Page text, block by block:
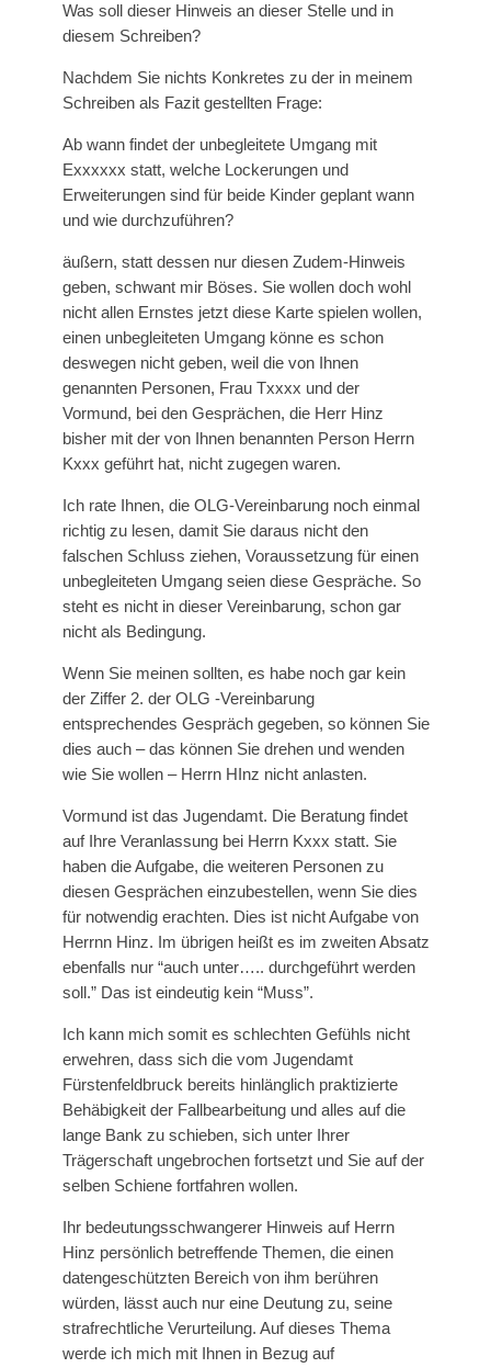
Was soll dieser Hinweis an dieser Stelle und in
diesem Schreiben?
Nachdem Sie nichts Konkretes zu der in meinem
Schreiben als Fazit gestellten Frage:
Ab wann findet der unbegleitete Umgang mit
Exxxxxx statt, welche Lockerungen und
Erweiterungen sind für beide Kinder geplant wann
und wie durchzuführen?
äußern, statt dessen nur diesen Zudem-Hinweis
geben, schwant mir Böses. Sie wollen doch wohl
nicht allen Ernstes jetzt diese Karte spielen wollen,
einen unbegleiteten Umgang könne es schon
deswegen nicht geben, weil die von Ihnen
genannten Personen, Frau Txxxx und der
Vormund, bei den Gesprächen, die Herr Hinz
bisher mit der von Ihnen benannten Person Herrn
Kxxx geführt hat, nicht zugegen waren.
Ich rate Ihnen, die OLG-Vereinbarung noch einmal
richtig zu lesen, damit Sie daraus nicht den
falschen Schluss ziehen, Voraussetzung für einen
unbegleiteten Umgang seien diese Gespräche. So
steht es nicht in dieser Vereinbarung, schon gar
nicht als Bedingung.
Wenn Sie meinen sollten, es habe noch gar kein
der Ziffer 2. der OLG -Vereinbarung
entsprechendes Gespräch gegeben, so können Sie
dies auch – das können Sie drehen und wenden
wie Sie wollen – Herrn HInz nicht anlasten.
Vormund ist das Jugendamt. Die Beratung findet
auf Ihre Veranlassung bei Herrn Kxxx statt. Sie
haben die Aufgabe, die weiteren Personen zu
diesen Gesprächen einzubestellen, wenn Sie dies
für notwendig erachten. Dies ist nicht Aufgabe von
Herrnn Hinz. Im übrigen heißt es im zweiten Absatz
ebenfalls nur “auch unter….. durchgeführt werden
soll.” Das ist eindeutig kein “Muss”.
Ich kann mich somit es schlechten Gefühls nicht
erwehren, dass sich die vom Jugendamt
Fürstenfeldbruck bereits hinlänglich praktizierte
Behäbigkeit der Fallbearbeitung und alles auf die
lange Bank zu schieben, sich unter Ihrer
Trägerschaft ungebrochen fortsetzt und Sie auf der
selben Schiene fortfahren wollen.
Ihr bedeutungsschwangerer Hinweis auf Herrn
Hinz persönlich betreffende Themen, die einen
datengeschützten Bereich von ihm berühren
würden, lässt auch nur eine Deutung zu, seine
strafrechtliche Verurteilung. Auf dieses Thema
werde ich mich mit Ihnen in Bezug auf